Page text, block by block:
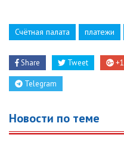
Счётная палата платежи
Share Tweet +1
Telegram
Новости по теме